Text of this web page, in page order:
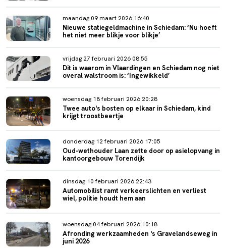
maandag 09 maart 2026 16:40
Nieuwe statiegeldmachine in Schiedam: ‘Nu hoeft
het niet meer blikje voor blikje’
vrijdag 27 februari 2026 08:55
Dit is waarom in Vlaardingen en Schiedam nog niet
overal walstroom is: ‘Ingewikkeld’
woensdag 18 februari 2026 20:28
Twee auto's bosten op elkaar in Schiedam, kind
krijgt troostbeertje
donderdag 12 februari 2026 17:05
Oud-wethouder Laan zette door op asielopvang in
kantoorgebouw Torendijk
dinsdag 10 februari 2026 22:43
Automobilist ramt verkeerslichten en verliest
wiel, politie houdt hem aan
woensdag 04 februari 2026 10:18
Afronding werkzaamheden 's Gravelandseweg in
juni 2026